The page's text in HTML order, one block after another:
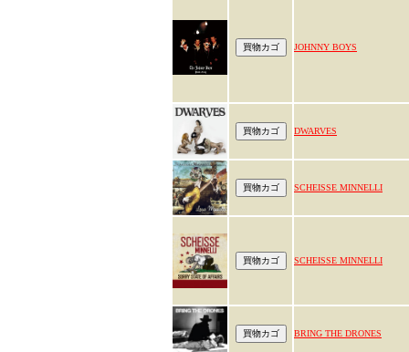
JOHNNY BOYS
DWARVES
SCHEISSE MINNELLI
SCHEISSE MINNELLI
BRING THE DRONES